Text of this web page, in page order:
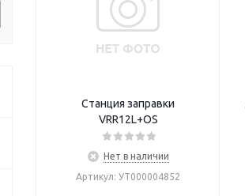
Станция заправки
VRR12L+OS
Нет в наличии
Артикул: УТ000004852